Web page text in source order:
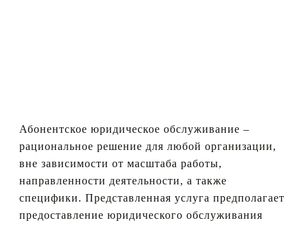
Абонентское юридическое обслуживание –
рациональное решение для любой организации,
вне зависимости от масштаба работы,
направленности деятельности, а также
специфики. Представленная услуга предполагает
предоставление юридического обслуживания